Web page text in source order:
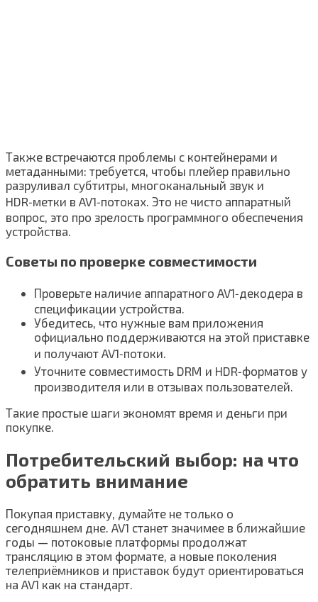
Также встречаются проблемы с контейнерами и
метаданными: требуется, чтобы плейер правильно
разруливал субтитры, многоканальный звук и
HDR‑метки в AV1‑потоках. Это не чисто аппаратный
вопрос, это про зрелость программного обеспечения
устройства.
Советы по проверке совместимости
Проверьте наличие аппаратного AV1‑декодера в
спецификации устройства.
Убедитесь, что нужные вам приложения
официально поддерживаются на этой приставке
и получают AV1‑потоки.
Уточните совместимость DRM и HDR‑форматов у
производителя или в отзывах пользователей.
Такие простые шаги экономят время и деньги при
покупке.
Потребительский выбор: на что
обратить внимание
Покупая приставку, думайте не только о
сегодняшнем дне. AV1 станет значимее в ближайшие
годы — потоковые платформы продолжат
трансляцию в этом формате, а новые поколения
телеприёмников и приставок будут ориентироваться
на AV1 как на стандарт.